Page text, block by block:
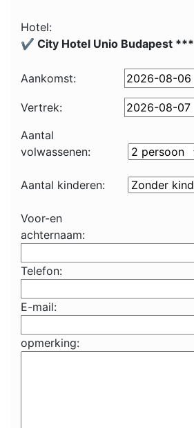
Hotel:
✔️ City Hotel Unio Budapest ***
Aankomst:
Vertrek:
Aantal
volwassenen:
Aantal kinderen:
Voor-en
achternaam:
Telefon:
E-mail:
opmerking: